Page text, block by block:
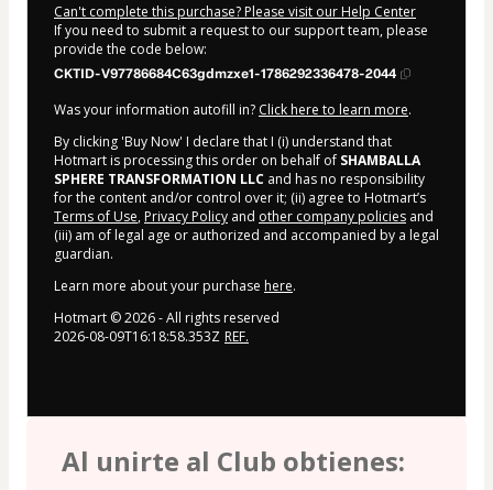
Can't complete this purchase? Please visit our Help Center
If you need to submit a request to our support team, please
provide the code below:
CKTID-V97786684C63gdmzxe1-1786292336478-2044
Was your information autofill in? Click here to learn more.
By clicking 'Buy Now' I declare that I (i) understand that
Hotmart is processing this order on behalf of SHAMBALLA
SPHERE TRANSFORMATION LLC and has no responsibility
for the content and/or control over it; (ii) agree to Hotmart’s
Terms of Use, Privacy Policy and other company policies and
(iii) am of legal age or authorized and accompanied by a legal
guardian.
Learn more about your purchase here.
Hotmart ©2026- All rights reserved
2026-08-09T16:18:58.353Z REF.
Al unirte al Club obtienes: